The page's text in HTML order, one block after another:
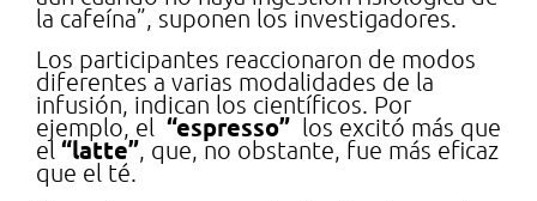
la cafeína”, suponen los investigadores.
Los participantes reaccionaron de modos
diferentes a varias modalidades de la
infusión, indican los científicos. Por
ejemplo, el “espresso” los excitó más que
el “latte”, que, no obstante, fue más eficaz
que el té.